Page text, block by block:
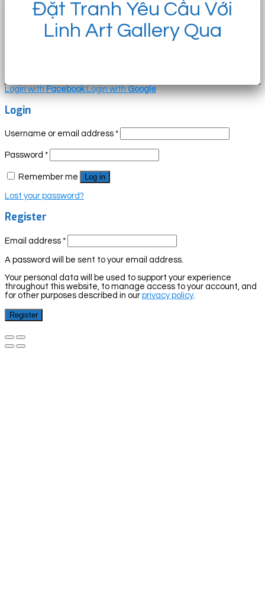
Đặt Tranh Yêu Cầu Với
Linh Art Gallery Qua
Login withFacebook Login withGoogle
Login
Username or email address *
Password *
Remember me Log in
Lost your password?
Register
Email address *
A password will be sent to your email address.
Your personal data will be used to support your experience
throughout this website, to manage access to your account, and
for other purposes described in our privacy policy.
Register